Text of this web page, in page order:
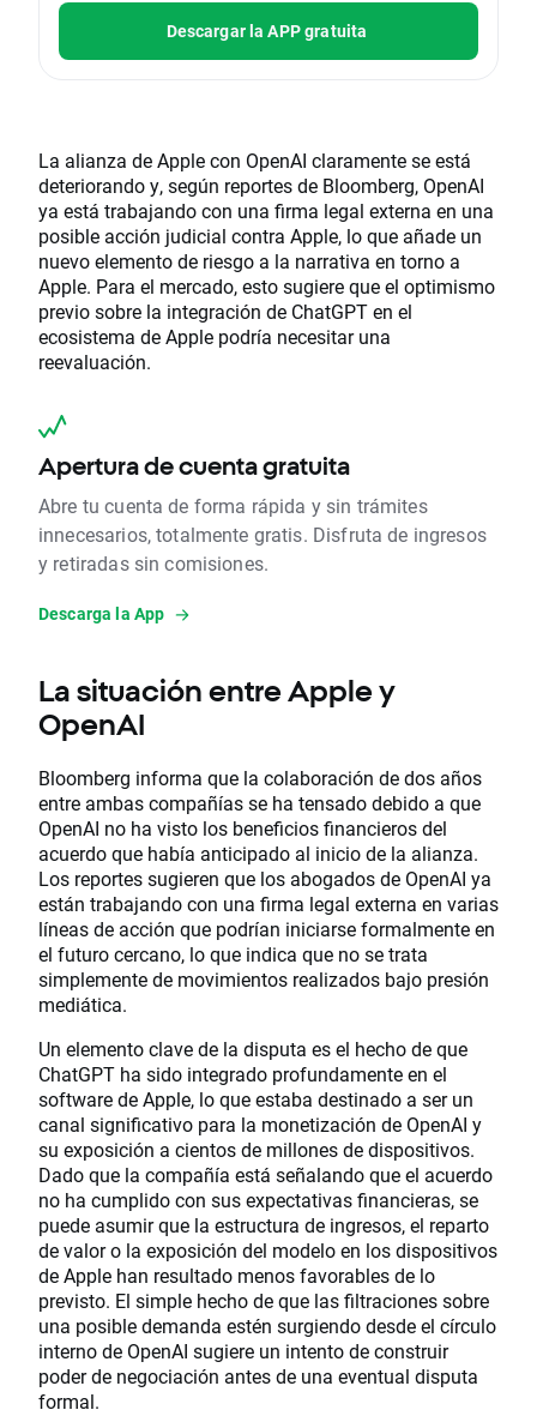
Descargar la APP gratuita
La alianza de Apple con OpenAI claramente se está
deteriorando y, según reportes de Bloomberg, OpenAI
ya está trabajando con una firma legal externa en una
posible acción judicial contra Apple, lo que añade un
nuevo elemento de riesgo a la narrativa en torno a
Apple. Para el mercado, esto sugiere que el optimismo
previo sobre la integración de ChatGPT en el
ecosistema de Apple podría necesitar una
reevaluación.
Apertura de cuenta gratuita
Abre tu cuenta de forma rápida y sin trámites
innecesarios, totalmente gratis. Disfruta de ingresos
y retiradas sin comisiones.
Descarga la App
La situación entre Apple y
OpenAI
Bloomberg informa que la colaboración de dos años
entre ambas compañías se ha tensado debido a que
OpenAI no ha visto los beneficios financieros del
acuerdo que había anticipado al inicio de la alianza.
Los reportes sugieren que los abogados de OpenAI ya
están trabajando con una firma legal externa en varias
líneas de acción que podrían iniciarse formalmente en
el futuro cercano, lo que indica que no se trata
simplemente de movimientos realizados bajo presión
mediática.
Un elemento clave de la disputa es el hecho de que
ChatGPT ha sido integrado profundamente en el
software de Apple, lo que estaba destinado a ser un
canal significativo para la monetización de OpenAI y
su exposición a cientos de millones de dispositivos.
Dado que la compañía está señalando que el acuerdo
no ha cumplido con sus expectativas financieras, se
puede asumir que la estructura de ingresos, el reparto
de valor o la exposición del modelo en los dispositivos
de Apple han resultado menos favorables de lo
previsto. El simple hecho de que las filtraciones sobre
una posible demanda estén surgiendo desde el círculo
interno de OpenAI sugiere un intento de construir
poder de negociación antes de una eventual disputa
formal.